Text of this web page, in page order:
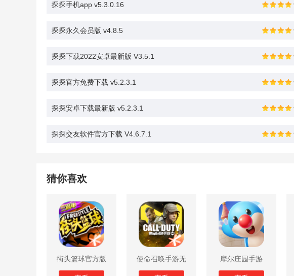
探探手机app v5.3.0.16
探探永久会员版 v4.8.5
探探下载2022安卓最新版 V3.5.1
探探官方免费下载 v5.2.3.1
探探安卓下载最新版 v5.2.3.1
探探交友软件官方下载 V4.6.7.1
猜你喜欢
街头篮球官方版
使命召唤手游无
限子弹版
摩尔庄园手游